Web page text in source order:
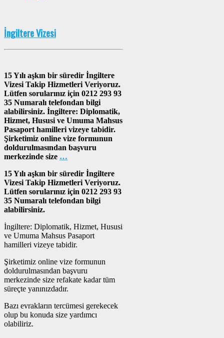
İngiltere Vizesi
15 Yılı aşkın bir süredir İngiltere
Vizesi Takip Hizmetleri Veriyoruz.
Lütfen sorularınız için 0212 293 93
35 Numaralı telefondan bilgi
alabilirsiniz. İngiltere: Diplomatik,
Hizmet, Hususi ve Umuma Mahsus
Pasaport hamilleri vizeye tabidir.
Şirketimiz online vize formunun
doldurulmasından başvuru
merkezinde size …
15 Yılı aşkın bir süredir İngiltere
Vizesi Takip Hizmetleri Veriyoruz.
Lütfen sorularınız için 0212 293 93
35 Numaralı telefondan bilgi
alabilirsiniz.
İngiltere: Diplomatik, Hizmet, Hususi
ve Umuma Mahsus Pasaport
hamilleri vizeye tabidir.
Şirketimiz online vize formunun
doldurulmasından başvuru
merkezinde size refakate kadar tüm
süreçte yanınızdadır.
Bazı evrakların tercümesi gerekecek
olup bu konuda size yardımcı
olabiliriz.